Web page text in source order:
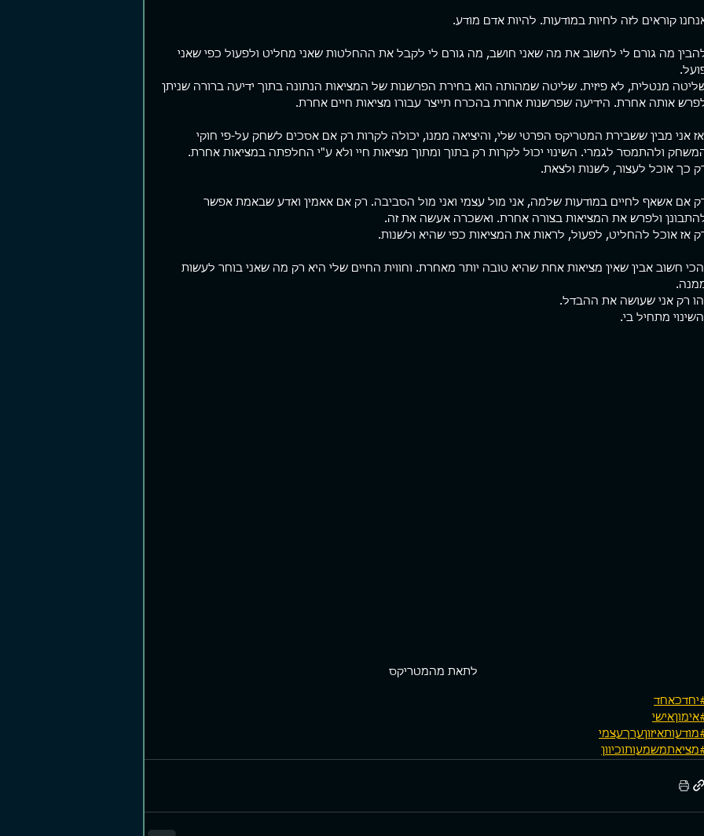
קוראים לזה לחיות במודעות. להיות אדם מודע.
מה גורם לי לחשוב את מה שאני חושב, מה גורם לי לקבל את ההחלטות שאני מחליט ולפעול כפי שאני
מנטלית, לא פיזית. שליטה שמהותה הוא בחירת הפרשנות של המציאות הנתונה בתוך ידיעה ברורה שניתן
אותה אחרת. הידיעה שפרשנות אחרת בהכרח תייצר עבורו מציאות חיים אחרת.
אני מבין ששבירת המטריקס הפרטי שלי, והיציאה ממנו, יכולה לקרות רק אם אסכים לשחק על-פי חוקי
ולהתמסר לגמרי. השינוי יכול לקרות רק בתוך ומתוך מציאות חיי ולא ע"י החלפתה במציאות אחרת.
כך אוכל לעצור, לשנות ולצאת.
אם אשאף לחיים במודעות שלמה, אני מול עצמי ואני מול הסביבה. רק אם אאמין ואדע שבאמת אפשר
ולפרש את המציאות בצורה אחרת. ואשכרה אעשה את זה.
אז אוכל להחליט, לפעול, לראות את המציאות כפי שהיא ולשנות.
חשוב אבין שאין מציאות אחת שהיא טובה יותר מאחרת. וחווית החיים שלי היא רק מה שאני בוחר לעשות
רק אני שעושה את ההבדל.
מתחיל בי.
לתאת מהמטריקס